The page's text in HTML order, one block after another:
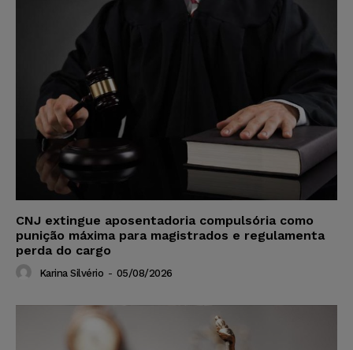
CNJ extingue aposentadoria compulsória como
punição máxima para magistrados e regulamenta
perda do cargo
Karina Silvério - 05/08/2026